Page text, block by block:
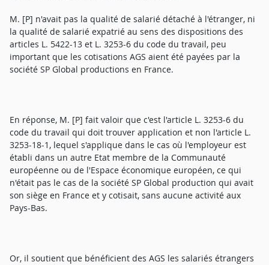
M. [P] n'avait pas la qualité de salarié détaché à l'étranger, ni
la qualité de salarié expatrié au sens des dispositions des
articles L. 5422-13 et L. 3253-6 du code du travail, peu
important que les cotisations AGS aient été payées par la
société SP Global productions en France.
En réponse, M. [P] fait valoir que c'est l'article L. 3253-6 du
code du travail qui doit trouver application et non l'article L.
3253-18-1, lequel s'applique dans le cas où l'employeur est
établi dans un autre Etat membre de la Communauté
européenne ou de l'Espace économique européen, ce qui
n'était pas le cas de la société SP Global production qui avait
son siège en France et y cotisait, sans aucune activité aux
Pays-Bas.
Or, il soutient que bénéficient des AGS les salariés étrangers